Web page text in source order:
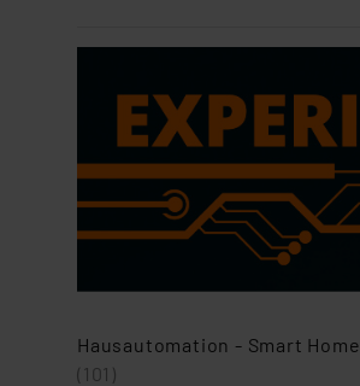
Hausautomation - Smart Home
(101)